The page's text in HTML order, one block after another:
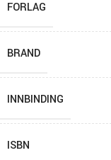
FORLAG
BRAND
INNBINDING
ISBN